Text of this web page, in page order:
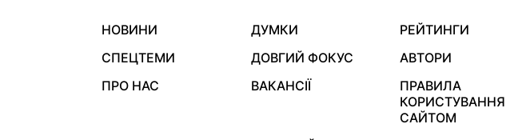
НОВИНИ ДУМКИ
РЕЙТИНГИ
СПЕЦТЕМИ
ДОВГИЙ ФОКУС
АВТОРИ
ПРО НАС
ВАКАНСІЇ
ПРАВИЛА
КОРИСТУВАННЯ
САЙТОМ